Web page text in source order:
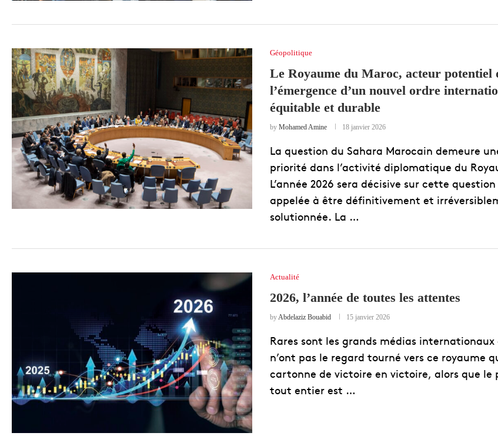
Géopolitique
Le Royaume du Maroc, acteur potentiel
l’émergence d’un nouvel ordre
équitable et durable
by Mohamed Amine 18 janvier 2026
La question du Sahara Marocain demeure
priorité dans l’activité diplomatique du
L’année 2026 sera décisive sur cette question
appelée à être définitivement et
solutionnée. La …
Actualité
2026, l’année de toutes les attentes
byAbdelaziz Bouabid 15 janvier 2026
Rares sont les grands médias internationaux
n’ont pas le regard tourné vers ce royaume
cartonne de victoire en victoire, alors que le
tout entier est …